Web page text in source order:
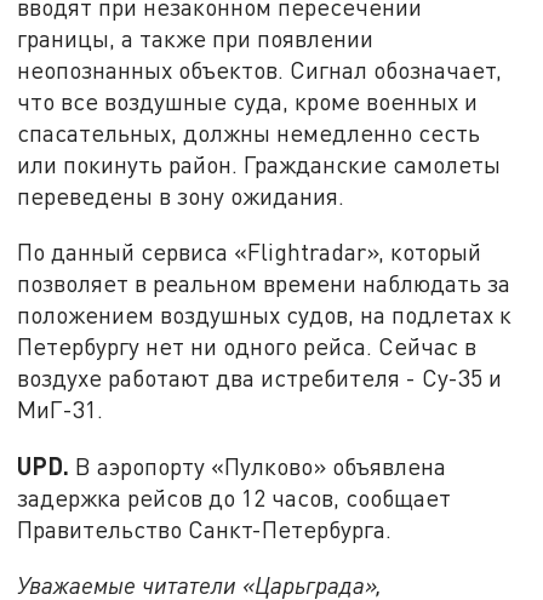
вводят при незаконном пересечении
границы, а также при появлении
неопознанных объектов. Сигнал обозначает,
что все воздушные суда, кроме военных и
спасательных, должны немедленно сесть
или покинуть район. Гражданские самолеты
переведены в зону ожидания.
По данный сервиса «Flightradar», который
позволяет в реальном времени наблюдать за
положением воздушных судов, на подлетах к
Петербургу нет ни одного рейса. Сейчас в
воздухе работают два истребителя - Су-35 и
МиГ-31.
UPD. В аэропорту «Пулково» объявлена
задержка рейсов до 12 часов, сообщает
Правительство Санкт-Петербурга.
Уважаемые читатели «Царьграда»,